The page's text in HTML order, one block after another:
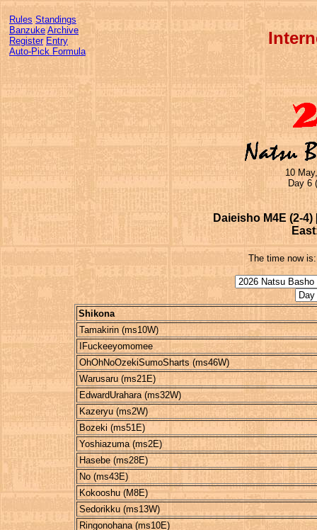
Rules Standings
Banzuke Archive
Register Entry
Auto-Pick Formula
10
Day 6
Daieisho M4E (2-
The time now
Shikona
Tamakirin (ms10W)
IFuckeeyomomee
OhOhNoOzekiSumoSharts (ms46W)
Warusaru (ms21E)
EdwardUrahara (ms32W)
Kazeryu (ms2W)
Bozeki (ms51E)
Yoshiazuma (ms2E)
Hasebe (ms28E)
No (ms43E)
Kokooshu (M8E)
Sedorikku (ms13W)
Ringonohana (ms10E)